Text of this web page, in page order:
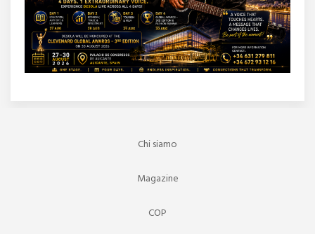
Chi siamo
Magazine
COP